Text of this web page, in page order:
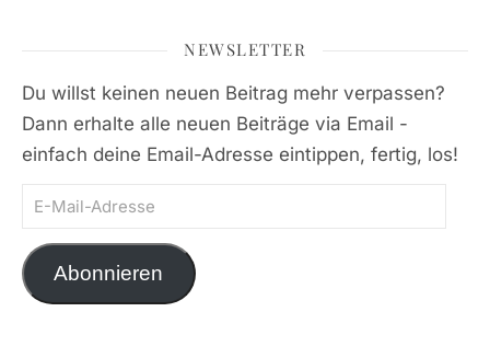
NEWSLETTER
Du willst keinen neuen Beitrag mehr verpassen?
Dann erhalte alle neuen Beiträge via Email -
einfach deine Email-Adresse eintippen, fertig, los!
E-Mail-Adresse
Abonnieren